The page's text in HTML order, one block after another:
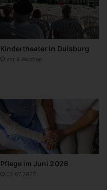
Kindertheater in Duisburg
vor 4 Wochen
Pflege im Juni 2026
02.07.2026